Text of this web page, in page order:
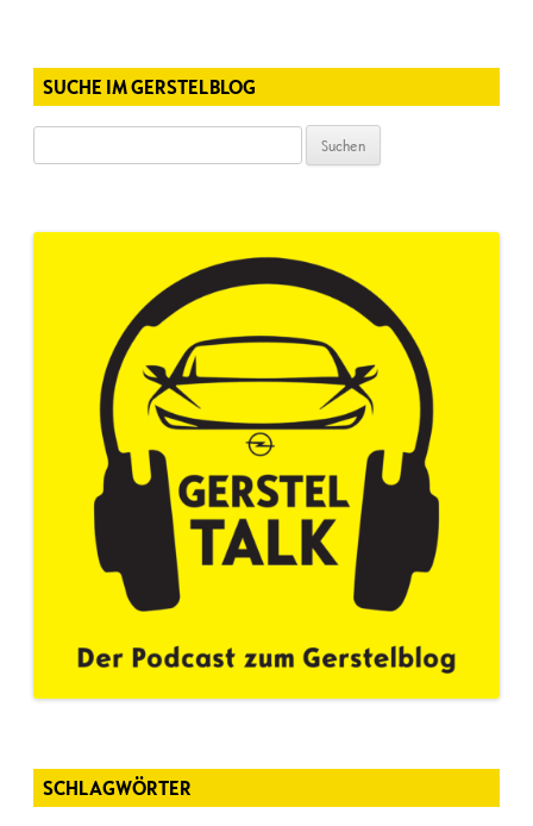
SUCHE IM GERSTELBLOG
nach:
SCHLAGWÖRTER